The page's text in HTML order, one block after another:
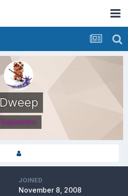
Dweep
Supporters
JOINED
November 8, 2008